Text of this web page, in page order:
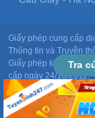
Giấy phép cung cấp
Thông tin và Truyền
Giấy phép kinh doanh
cấp ngày 24/10/2011.
Chịu trách nhiệm nội
Tra